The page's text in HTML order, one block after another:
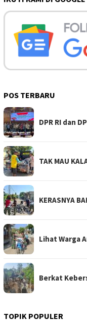
POS TERBARU
DPR RI dan
TAK MAU
KERASNYA
Lihat Warga
Berkat
TOPIK POPULER